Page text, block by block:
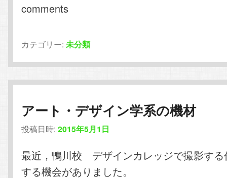
comments
カテゴリー: 未分類
アート・デザイン学系の機材
投稿日時:2015年5月1日
最近，鴨川校 デザインカレッジで撮影する
する機会がありました。